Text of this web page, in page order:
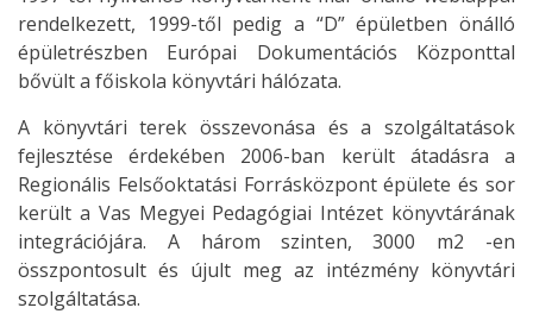
rendelkezett, 1999-től pedig a “D” épületben önálló
épületrészben Európai Dokumentációs Központtal
bővült a főiskola könyvtári hálózata.
A könyvtári terek összevonása és a szolgáltatások
fejlesztése érdekében 2006-ban került átadásra a
Regionális Felsőoktatási Forrásközpont épülete és sor
került a Vas Megyei Pedagógiai Intézet könyvtárának
integrációjára. A három szinten, 3000 m2 -en
összpontosult és újult meg az intézmény könyvtári
szolgáltatása.